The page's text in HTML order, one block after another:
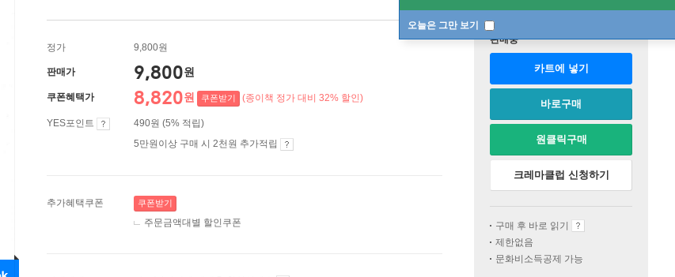
오늘은 그만 보기
정가 9,800원
판매가 9,800원
쿠폰혜택가 8,820원 쿠폰받기 (종이책 정가 대비 32% 할인)
YES포인트
490원 (5% 적립)
5만원이상 구매 시 2천원 추가적립
추가혜택쿠폰 쿠폰받기
주문금액대별 할인쿠폰
판매중
카트에 넣기
바로구매
원클릭구매
크레마클럽 신청하기
구매 후 바로 읽기
제한없음
문화비소득공제 가능